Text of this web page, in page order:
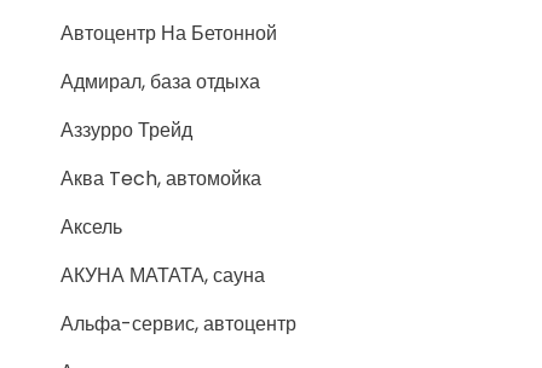
Автоцентр На Бетонной
Адмирал, база отдыха
Аззурро Трейд
Аква Tech, автомойка
Аксель
АКУНА МАТАТА, сауна
Альфа-сервис, автоцентр